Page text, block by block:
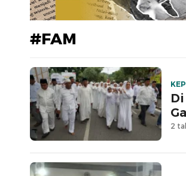
#FAM
2